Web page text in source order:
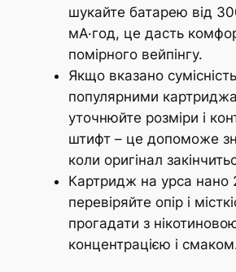
шукайте батарею від
мА·год, це дасть
помірного вейпінгу.
Якщо вказано
популярними
уточнюйте розміри і
штифт – це допоможе
коли оригінал
Картридж на урса нано
перевіряйте опір і
прогадати з
концентрацією і